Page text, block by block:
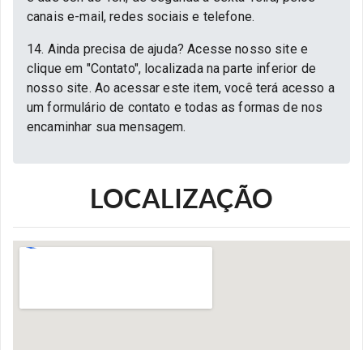
canais e-mail, redes sociais e telefone.
14. Ainda precisa de ajuda? Acesse nosso site e
clique em "Contato", localizada na parte inferior de
nosso site. Ao acessar este item, você terá acesso a
um formulário de contato e todas as formas de nos
encaminhar sua mensagem.
LOCALIZAÇÃO